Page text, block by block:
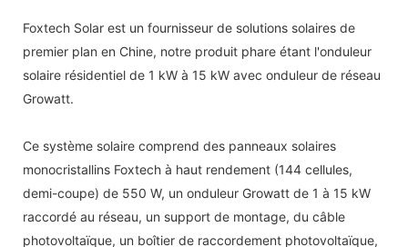
Foxtech Solar est un fournisseur de solutions solaires de
premier plan en Chine, notre produit phare étant l'onduleur
solaire résidentiel de 1 kW à 15 kW avec onduleur de réseau
Growatt.
Ce système solaire comprend des panneaux solaires
monocristallins Foxtech à haut rendement (144 cellules,
demi-coupe) de 550 W, un onduleur Growatt de 1 à 15 kW
raccordé au réseau, un support de montage, du câble
photovoltaïque, un boîtier de raccordement photovoltaïque,